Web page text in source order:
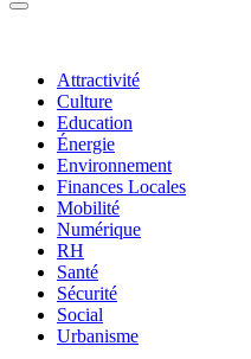
Attractivité
Culture
Education
Énergie
Environnement
Finances Locales
Mobilité
Numérique
RH
Santé
Sécurité
Social
Urbanisme